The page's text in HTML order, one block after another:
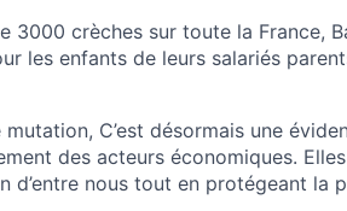
3000 crèches sur toute la France,
les enfants de leurs salariés
C’est désormais une
des acteurs économiques.
d’entre nous tout en protégeant la